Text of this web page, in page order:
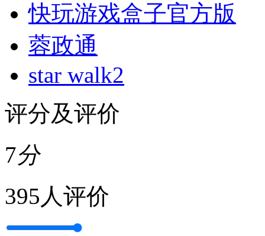
快玩游戏盒子官方版
蓉政通
star walk2
评分及评价
7分
395人评价